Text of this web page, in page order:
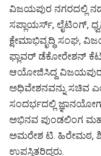
ವಿಜಯಪುರ ನಗರದಲ್ಲಿ
ಸಪ್ಲಾಯರ್ಸ್, ಲೈಟಿಂಗ್,
ಕ್ಷೇಮಾಭಿವೃದ್ಧಿ ಸಂಘ,
ಫ್ಲಾವರ್ ಡೆಕೋರೇಶನ್
ಆಯೋಜಿಸಿದ್ದ ವಿಜಯಪುರ
ಅಧಿವೇಶನವನ್ನು ಸಚಿವ
ಸಂದರ್ಭದಲ್ಲಿ
ಅಭಿನವ ಪುಂಡಲಿಂಗ
ಅಮರೇಶ ಟಿ. ಹಿರೇಮಠ,
ಉಪಸ್ಥಿತರಿದ್ದರು.